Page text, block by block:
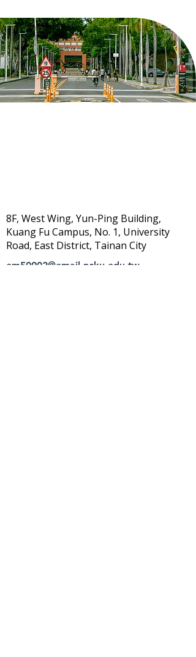
8F, West Wing, Yun-Ping Building,
Kuang Fu Campus, No. 1, University
Road, East District, Tainan City
em50902@email.ncku.edu.tw